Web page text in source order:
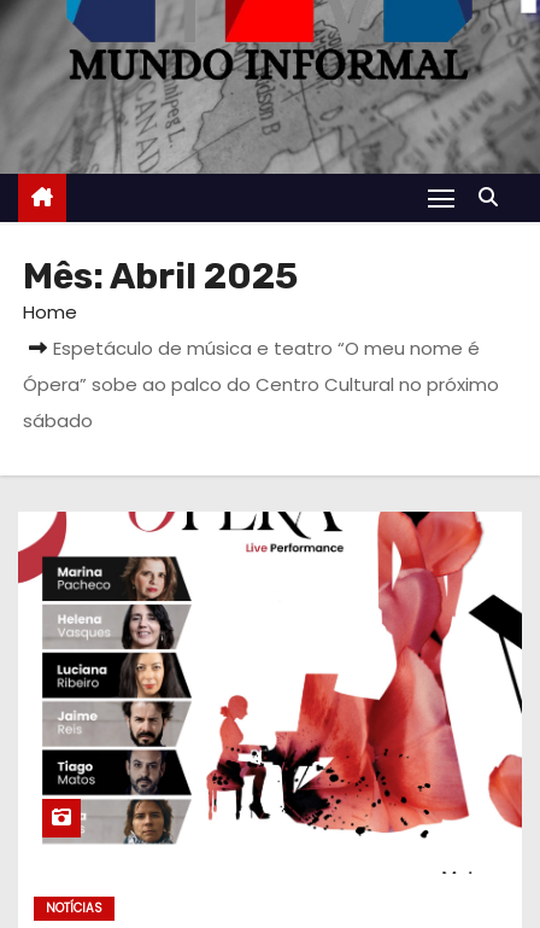
Mês:Abril 2025
Home
Espetáculo de música e teatro “O meu nome é
Ópera” sobe ao palco do Centro Cultural no próximo
sábado
NOTÍCIAS